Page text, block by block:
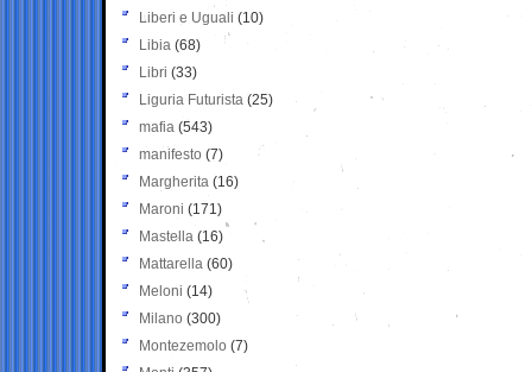
Liberi e Uguali (10)
Libia (68)
Libri (33)
Liguria Futurista (25)
mafia (543)
manifesto (7)
Margherita (16)
Maroni (171)
Mastella (16)
Mattarella (60)
Meloni (14)
Milano (300)
Montezemolo (7)